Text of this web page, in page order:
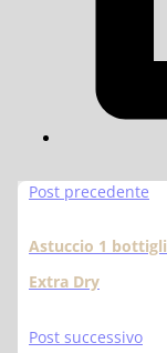
Post precedente
Astuccio 1
Extra Dry
Post successivo